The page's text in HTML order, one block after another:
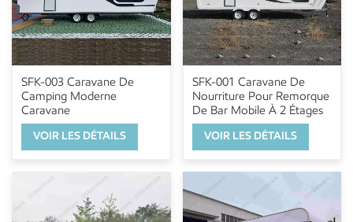
SFK-003 Caravane De
Camping Moderne
Caravane
VOIR LES DÉTAILS
SFK-001 Caravane De
Nourriture Pour Remorque
De Bar Mobile À 2 Étages
VOIR LES DÉTAILS